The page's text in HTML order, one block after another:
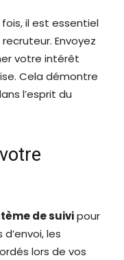
il est essentiel
Envoyez
votre intérêt
Cela démontre
l’esprit du
de suivipour
les
lors de vos